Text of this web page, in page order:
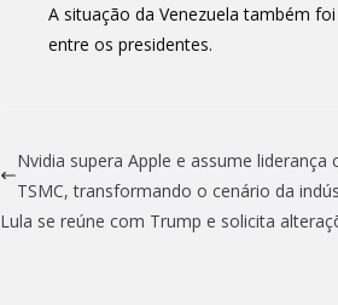
A situação da Venezuela também
entre os presidentes.
Nvidia supera Apple e assume liderança
TSMC, transformando o cenário da
Lula se reúne com Trump e solicita